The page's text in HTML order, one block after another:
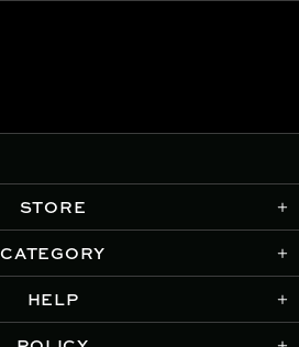
STORE
CATEGORY
HELP